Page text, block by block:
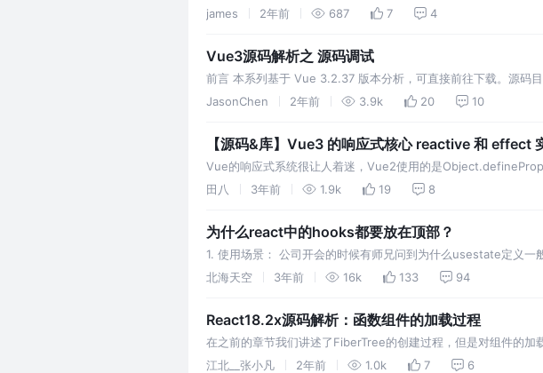
的任何函数都可以读取或设置 body
james 2年前 687 7 4
Vue3源码解析之 源码调试
前言 本系列基于 Vue 3.2.37 版本分析，可直接前往下载。源码
JasonChen
2年前 3.9k 20 10
【源码&库】Vue3 的响应式核心 reactive 和 effect
Vue的响应式系统很让人着迷，Vue2使用的是
能写出一个响应式系统吗？答案是
田八 3年前 1.9k 19 8
为什么react中的hooks都要放在顶部？
1. 使用场景： 公司开会的时候有师兄问到为什么usestate定义
解释并给出具体代码来解释为什么要放在顶部。 2
北海天空 3年前 16k 133 94
React18.2x源码解析：函数组件的加载过程
在之前的章节我们讲述了FiberTree的创建过程，但是对组件的
组件的具体加载过程。 1，加载阶段 首先准备一个函数组件案例：
江北__张小凡 2年前 1.0k 7 6